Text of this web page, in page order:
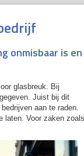
onmisbaar is en
glasbreuk. Bij
Juist bij dit
aan te raden.
laten. Voor zaken zoals